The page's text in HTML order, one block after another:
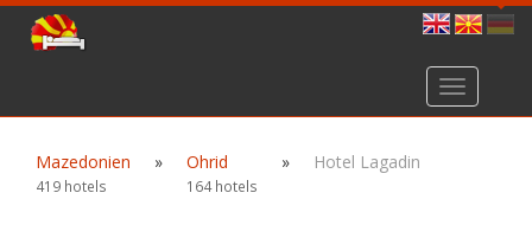
Toggle
navigation
Mazedonien
419 hotels
» Ohrid
164 hotels
» Hotel Lagadin